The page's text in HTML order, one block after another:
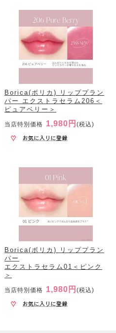
Borica(ボリカ) リッププラン
パー エクストラセラム206＜
ピュアベリー＞
当店特別価格 1,980円(税込)
Borica(ボリカ) リッププラン
パー
エクストラセラム01＜ピンク
＞
当店特別価格 1,980円(税込)